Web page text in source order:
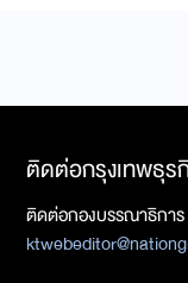
ติดต่อกรุงเทพธุร
ติดต่อกองบรรณาธิการ